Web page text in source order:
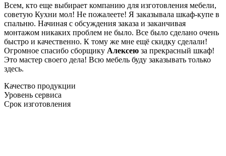
Всем, кто еще выбирает компанию для изготовления мебели,
советую Кухни мол! Не пожалеете! Я заказывала шкаф-купе в
спальню. Начиная с обсуждения заказа и заканчивая
монтажом никаких проблем не было. Все было сделано очень
быстро и качественно. К тому же мне ещё скидку сделали!
Огромное спасибо сборщику Алексею за прекрасный шкаф!
Это мастер своего дела! Всю мебель буду заказывать только
здесь.
Качество продукции
Уровень сервиса
Срок изготовления